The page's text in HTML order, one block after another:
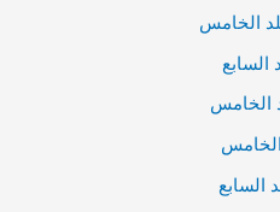
الخامس
السابع
الخامس
السابع